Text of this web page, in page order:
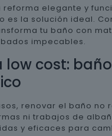
reforma elegante y
es la solución ideal.
tu baño con
impecables.
low cost: baño
renovar el baño no
ni trabajos de
y eficaces para